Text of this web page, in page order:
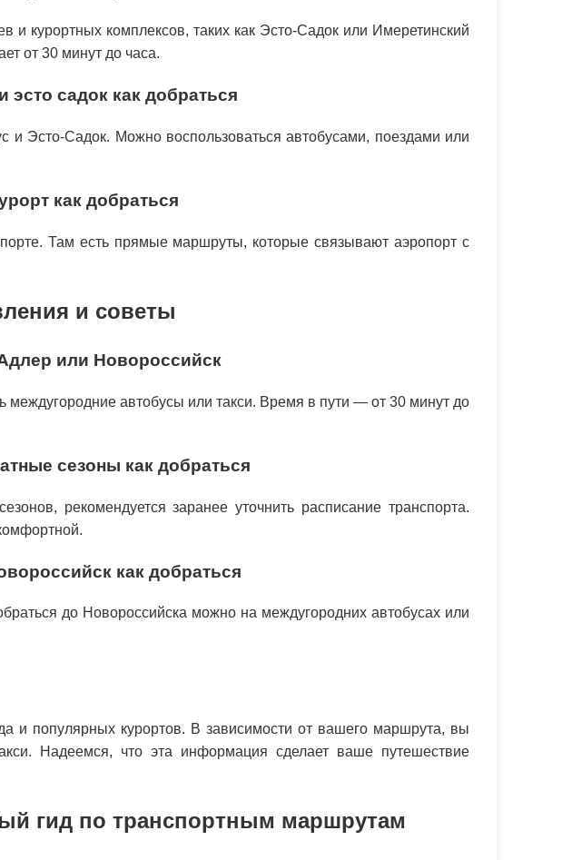
курортных комплексов, таких как Эсто-Садок или Имеретинский
от 30 минут до часа.
эсто садок как добраться
Эсто-Садок. Можно воспользоваться автобусами, поездами или
как добраться
Там есть прямые маршруты, которые связывают аэропорт с
и советы
или Новороссийск
междугородние автобусы или такси. Время в пути — от 30 минут до
сезоны как добраться
рекомендуется заранее уточнить расписание транспорта.
как добраться
до Новороссийска можно на междугородних автобусах или
и популярных курортов. В зависимости от вашего маршрута, вы
Надеемся, что эта информация сделает ваше путешествие
гид по транспортным маршрутам